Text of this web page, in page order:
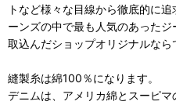
トなど様々な目線から徹底的に
ーンズの中で最も人気のあった
取込んだショップオリジナルなら
縫製糸は綿100％になります。
デニムは、アメリカ綿とスーピ